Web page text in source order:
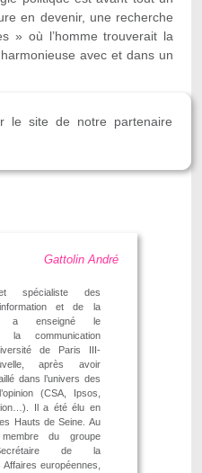
en devenir, une recherche
» où l’homme trouverait la
avec et dans un
le site de notre partenaire
Gattolin André
spécialiste des
et de la
a enseigné le
la communication
de Paris III-
après avoir
dans l’univers des
(CSA, Ipsos,
Il a été élu en
Hauts de Seine. Au
du groupe
de la
européennes,